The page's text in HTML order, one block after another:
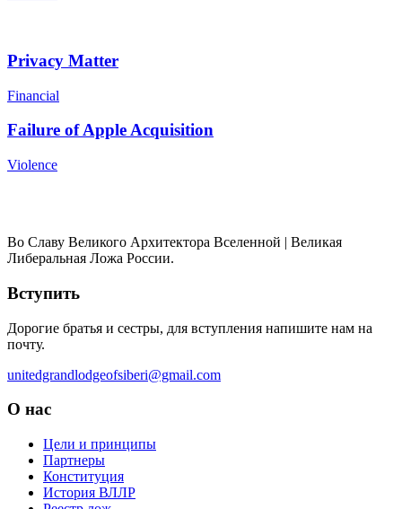
Privacy Matter
Financial
Failure of Apple Acquisition
Violence
Во Славу Великого Архитектора Вселенной | Великая
Либеральная Ложа России.
Вступить
Дорогие братья и сестры, для вступления напишите нам на
почту.
unitedgrandlodgeofsiberi@gmail.com
О нас
Цели и принципы
Партнеры
Конституция
История ВЛЛР